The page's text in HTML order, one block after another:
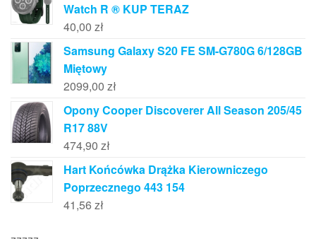
Watch R ® KUP TERAZ
40,00 zł
Samsung Galaxy S20 FE SM-G780G 6/128GB
Miętowy
2099,00 zł
Opony Cooper Discoverer All Season 205/45
R17 88V
474,90 zł
Hart Końcówka Drążka Kierowniczego
Poprzecznego 443 154
41,56 zł